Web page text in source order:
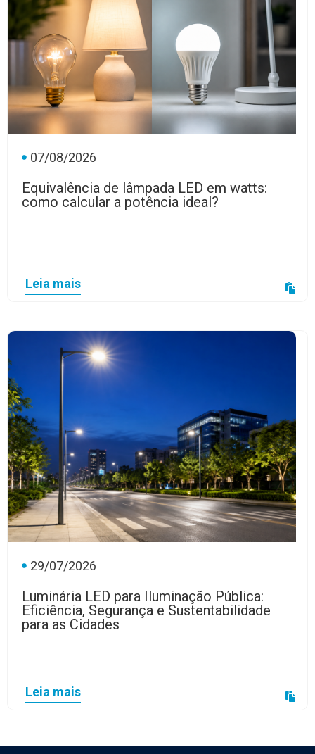
07/08/2026
Equivalência de lâmpada LED em watts:
como calcular a potência ideal?
Leia mais
29/07/2026
Luminária LED para Iluminação Pública:
Eficiência, Segurança e Sustentabilidade
para as Cidades
Leia mais